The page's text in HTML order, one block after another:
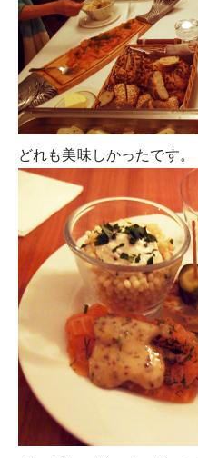
どれも美味しかったです。